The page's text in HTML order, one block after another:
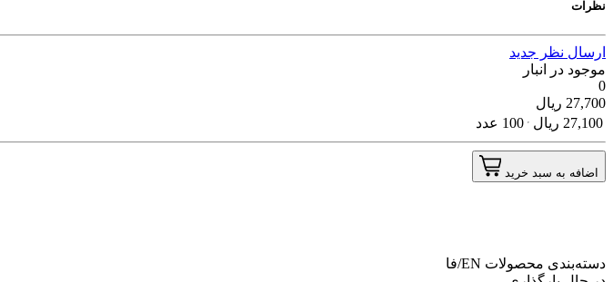
نظرات
ارسال نظر جدید
موجود در انبار
0
27,700 ریال
27,100 ریال 100 عدد
اضافه به سبد خرید
دسته‌بندی محصولات EN/فا